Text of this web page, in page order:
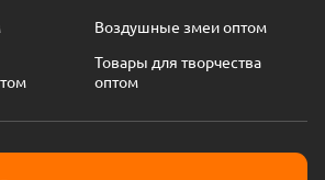
Воздушные змеи оптом
Товары для творчества
оптом